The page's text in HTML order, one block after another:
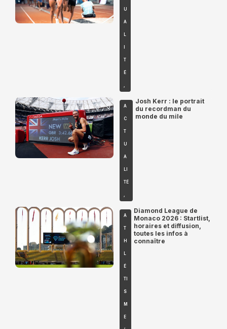
U
A
L
T
É
,
A
C
T
U
A
LI
TÉ
,
Josh Kerr : le portrait
du recordman du
monde du mile
A
T
H
L
É
TI
S
M
E
Diamond League de
Monaco 2026 : Startlist,
horaires et diffusion,
toutes les infos à
connaître